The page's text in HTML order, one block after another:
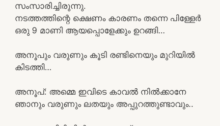
സംസാരിച്ചിരുന്നു.
നടത്തത്തിന്റെ ക്ഷെണം കാരണം തന്നെ പിള്ളേർ
ഒരു 9 മാണി ആയപ്പൊളേക്കും ഉറങ്ങി…
അനൂപും വരുണും കൂടി രണ്ടിനെയും മുറിയിൽ
കിടത്തി…
അനൂപ്: അമ്മെ ഇവിടെ കാവൽ നിൽക്കാനേ
ഞാനും വരുണും ലതയും അപ്പുറത്തുണ്ടാവും..